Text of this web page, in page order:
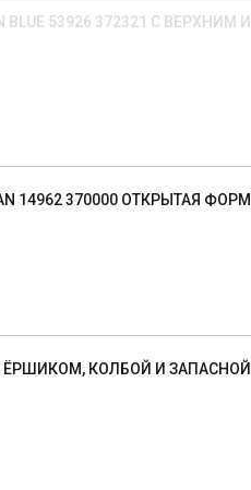
BLUE 53926 372321 С
14962 370000 ОТКРЫТАЯ
С ЁРШИКОМ, КОЛБОЙ И